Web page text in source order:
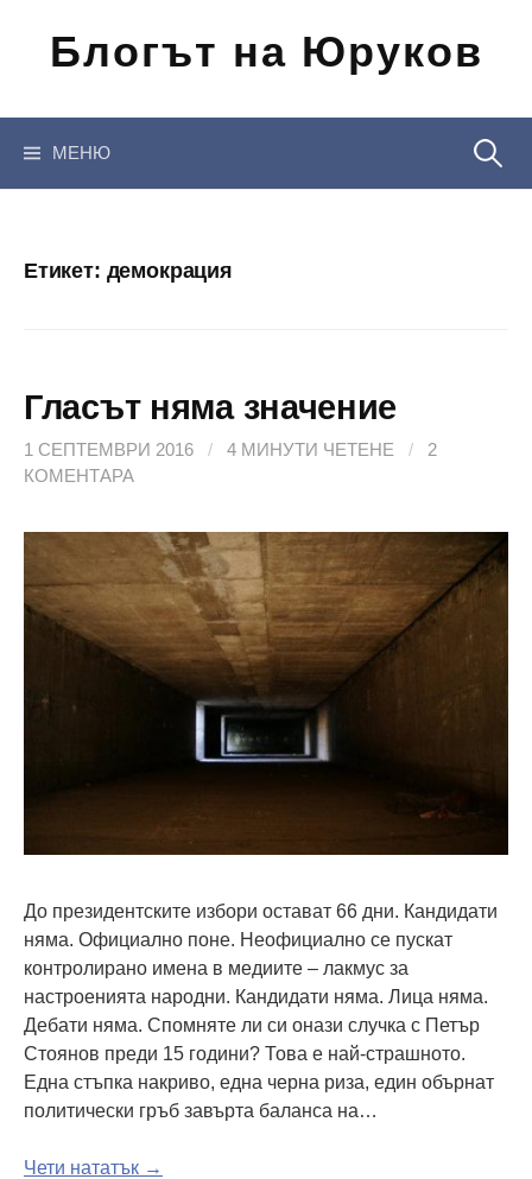
съдържанието
Блогът на Юруков
МЕНЮ
Етикет: демокрация
Гласът няма значение
1 СЕПТЕМВРИ 2016 / 4 МИНУТИ ЧЕТЕНЕ /
2
КОМЕНТАРА
До президентските избори остават 66 дни. Кандидати
няма. Официално поне. Неофициално се пускат
контролирано имена в медиите – лакмус за
настроенията народни. Кандидати няма. Лица няма.
Дебати няма. Спомняте ли си онази случка с Петър
Стоянов преди 15 години? Това е най-страшното.
Една стъпка накриво, една черна риза, един обърнат
политически гръб завърта баланса на…
Чети нататък →